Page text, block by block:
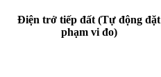
Điện trở tiếp đất (Tự động đặt
phạm vi đo)